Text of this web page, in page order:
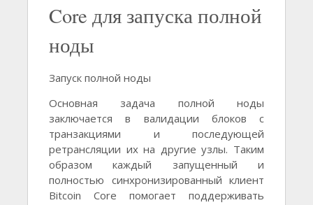
Core для запуска полной
ноды
Запуск полной ноды
Основная задача полной ноды
заключается в валидации блоков с
транзакциями и последующей
ретрансляции их на другие узлы. Таким
образом каждый запущенный и
полностью синхронизированный клиент
Bitcoin Core помогает поддерживать